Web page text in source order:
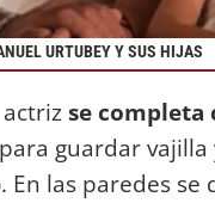
URTUBEY Y SUS HIJAS
se completa
guardar
En las paredes se